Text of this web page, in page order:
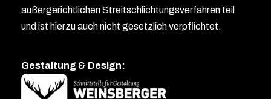
außergerichtlichen Streitschlichtungsverfahren teil
und ist hierzu auch nicht gesetzlich verpflichtet.
Gestaltung & Design: